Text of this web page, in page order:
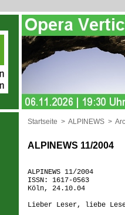
Startseite > ALPINEWS >
ALPINEWS 11/2004
ALPINEWS 11/2004
ISSN: 1617-0563
Köln, 24.10.04
Lieber Leser, liebe